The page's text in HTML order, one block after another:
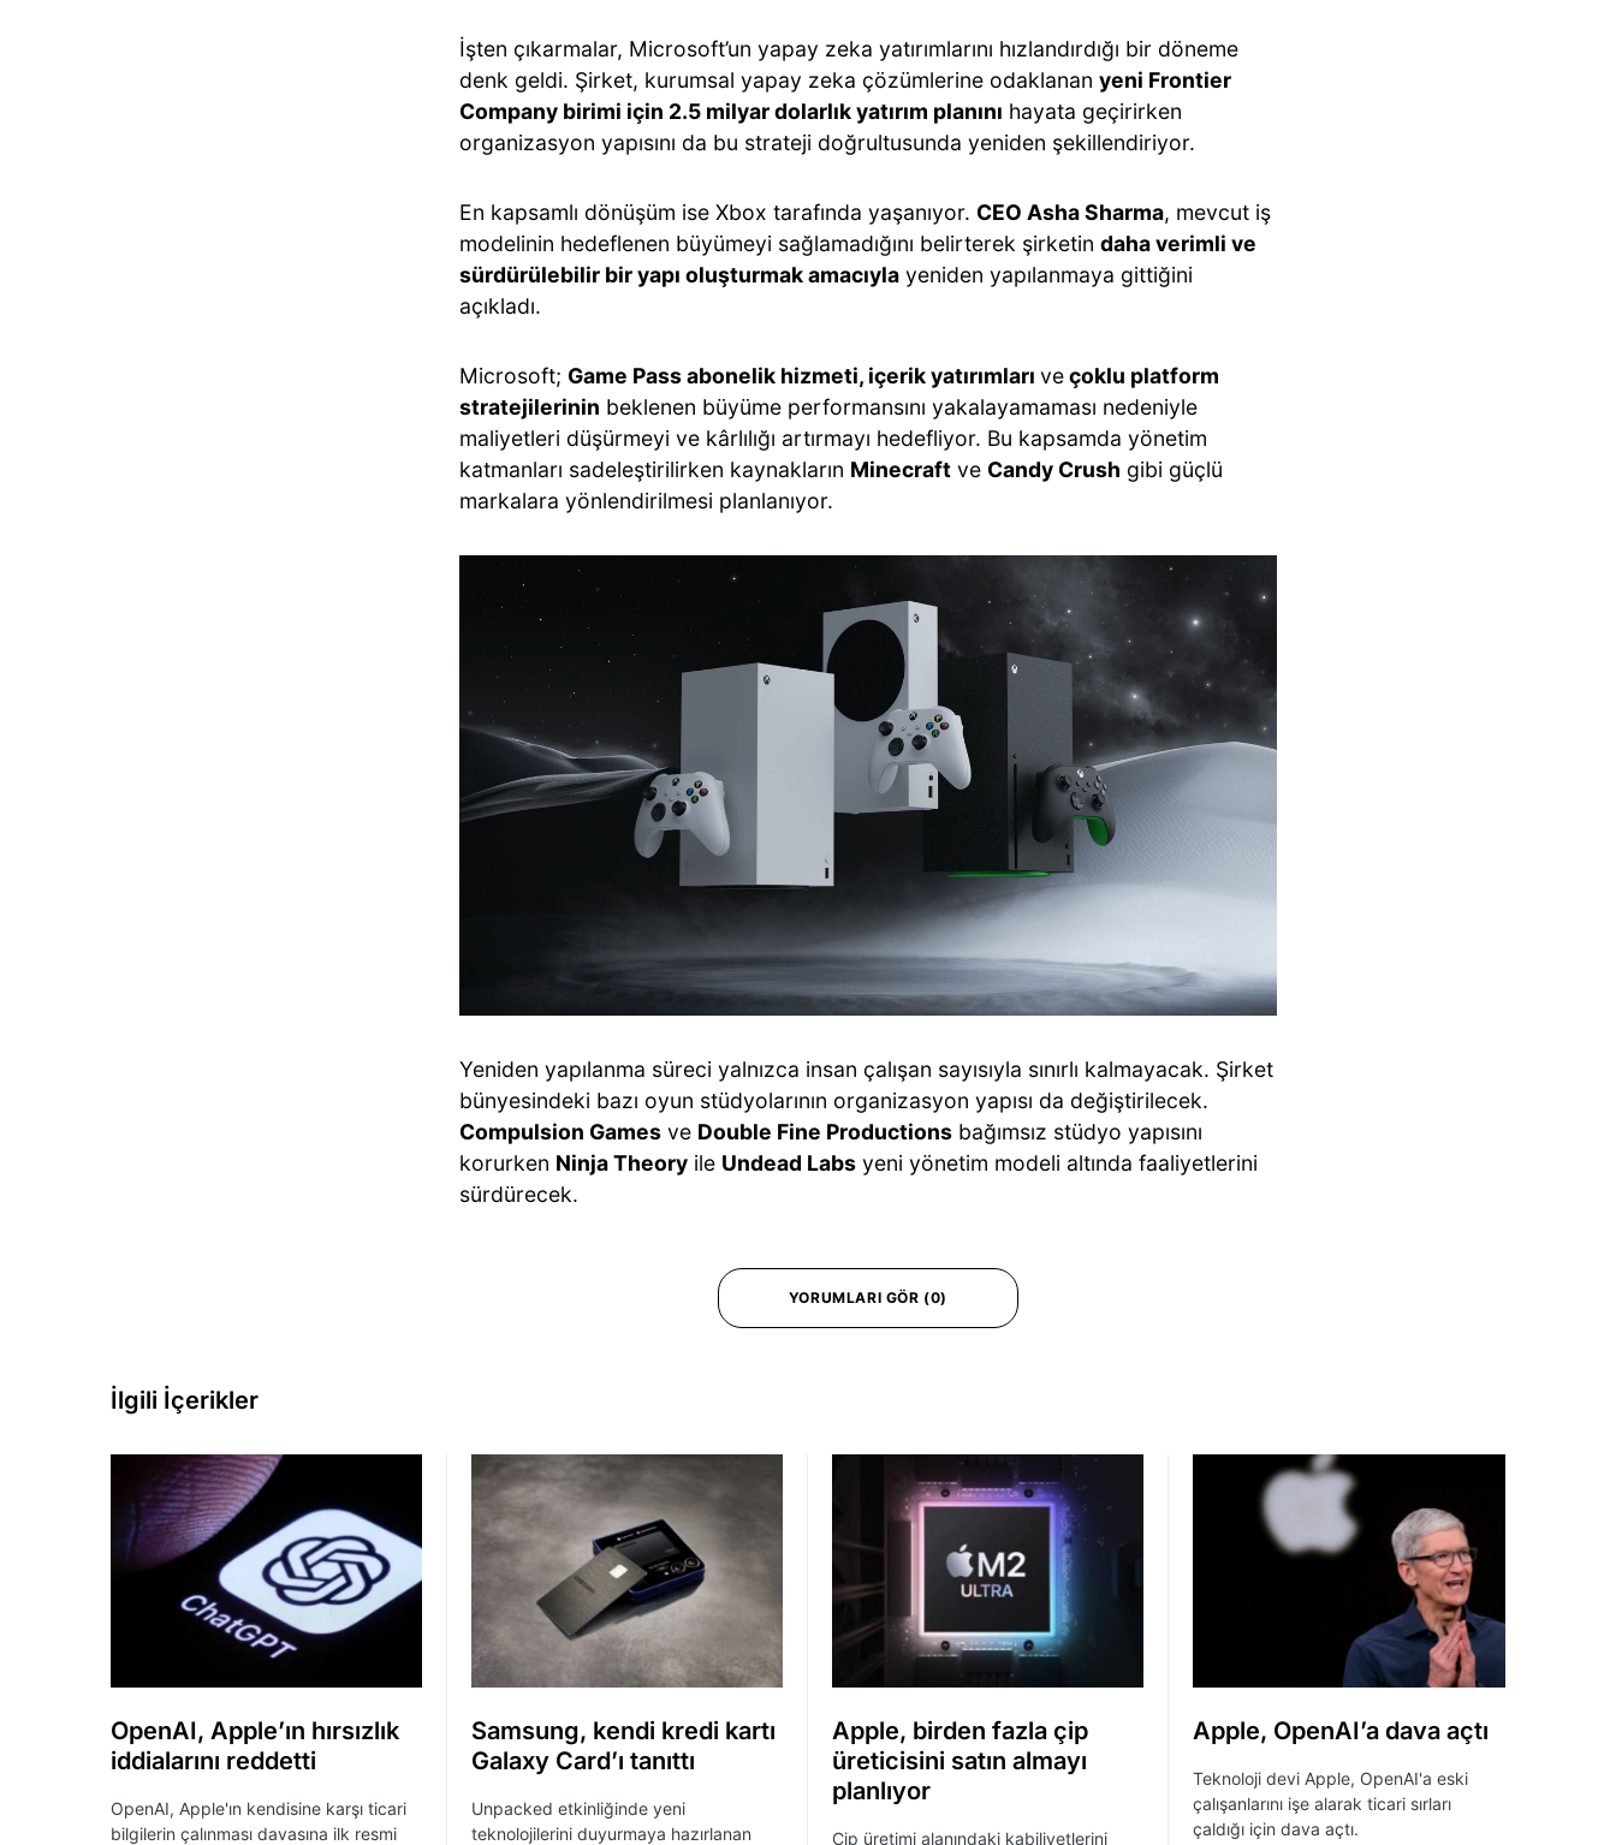
İşten çıkarmalar, Microsoft’un yapay zeka yatırımlarını hızlandırdığı bir döneme
denk geldi. Şirket, kurumsal yapay zeka çözümlerine odaklanan yeni Frontier
Company birimi için 2.5 milyar dolarlık yatırım planını hayata geçirirken
organizasyon yapısını da bu strateji doğrultusunda yeniden şekillendiriyor.
En kapsamlı dönüşüm ise Xbox tarafında yaşanıyor. CEO Asha Sharma, mevcut iş
modelinin hedeflenen büyümeyi sağlamadığını belirterek şirketin daha verimli ve
sürdürülebilir bir yapı oluşturmak amacıyla yeniden yapılanmaya gittiğini
açıkladı.
Microsoft; Game Pass abonelik hizmeti, içerik yatırımları veçoklu platform
stratejilerinin beklenen büyüme performansını yakalayamaması nedeniyle
maliyetleri düşürmeyi ve kârlılığı artırmayı hedefliyor. Bu kapsamda yönetim
katmanları sadeleştirilirken kaynakların Minecraft ve Candy Crush gibi güçlü
markalara yönlendirilmesi planlanıyor.
Yeniden yapılanma süreci yalnızca insan çalışan sayısıyla sınırlı kalmayacak. Şirket
bünyesindeki bazı oyun stüdyolarının organizasyon yapısı da değiştirilecek.
Compulsion Games ve Double Fine Productions bağımsız stüdyo yapısını
korurken Ninja Theory ile Undead Labs yeni yönetim modeli altında faaliyetlerini
sürdürecek.
YORUMLARI GÖR (0)
İlgili İçerikler
OpenAI, Apple’ın hırsızlık
iddialarını reddetti
OpenAI, Apple'ın kendisine karşı ticari
bilgilerin çalınması davasına ilk resmi
Samsung, kendi kredi kartı
Galaxy Card’ı tanıttı
Unpacked etkinliğinde yeni
teknolojilerini duyurmaya hazırlanan
Apple, birden fazla çip
üreticisini satın almayı
planlıyor
Çip üretimi alanındaki kabiliyetlerini
Apple, OpenAI’a dava açtı
Teknoloji devi Apple, OpenAI'a eski
çalışanlarını işe alarak ticari sırları
çaldığı için dava açtı.